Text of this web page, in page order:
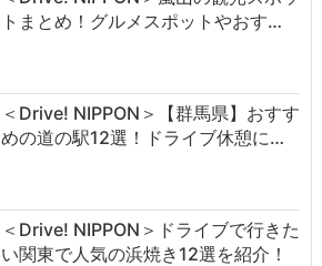
トまとめ！グルメスポットやおす…
＜Drive! NIPPON＞【群馬県】おすす
めの道の駅12選！ドライブ休憩に…
＜Drive! NIPPON＞ドライブで行きた
い関東で人気の浜焼き12選を紹介！